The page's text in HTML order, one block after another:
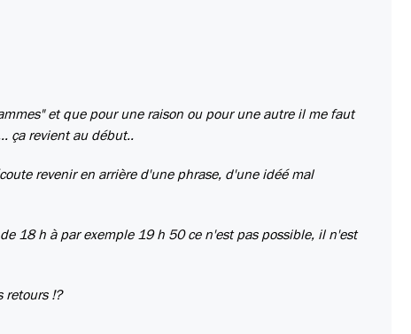
et que pour une raison ou pour une autre il me faut
ça revient au début..
revenir en arrière d'une phrase, d'une idéé mal
18 h à par exemple 19 h 50 ce n'est pas possible, il n'est
retours !?